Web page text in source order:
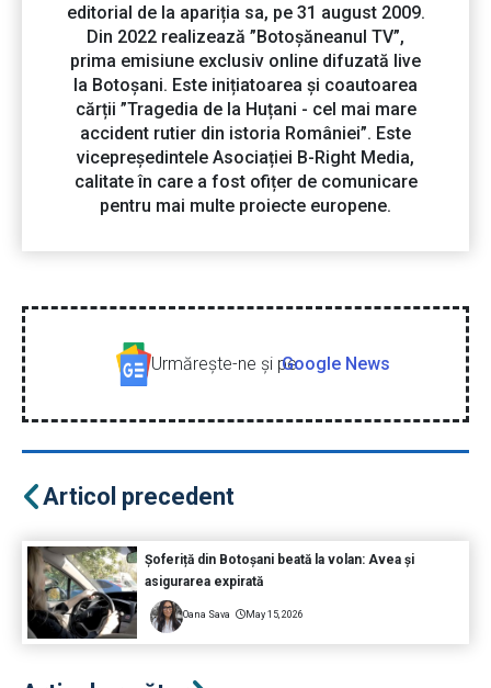
editorial de la apariția sa, pe 31 august 2009.
Din 2022 realizează ”Botoșăneanul TV”,
prima emisiune exclusiv online difuzată live
la Botoșani. Este inițiatoarea și coautoarea
cărții ”Tragedia de la Huțani - cel mai mare
accident rutier din istoria României”. Este
vicepreședintele Asociației B-Right Media,
calitate în care a fost ofițer de comunicare
pentru mai multe proiecte europene.
Urmăreşte-ne şi peGoogle News
Articol precedent
Șoferiță din Botoșani beată la volan: Avea și
asigurarea expirată
Oana Sava May 15, 2026